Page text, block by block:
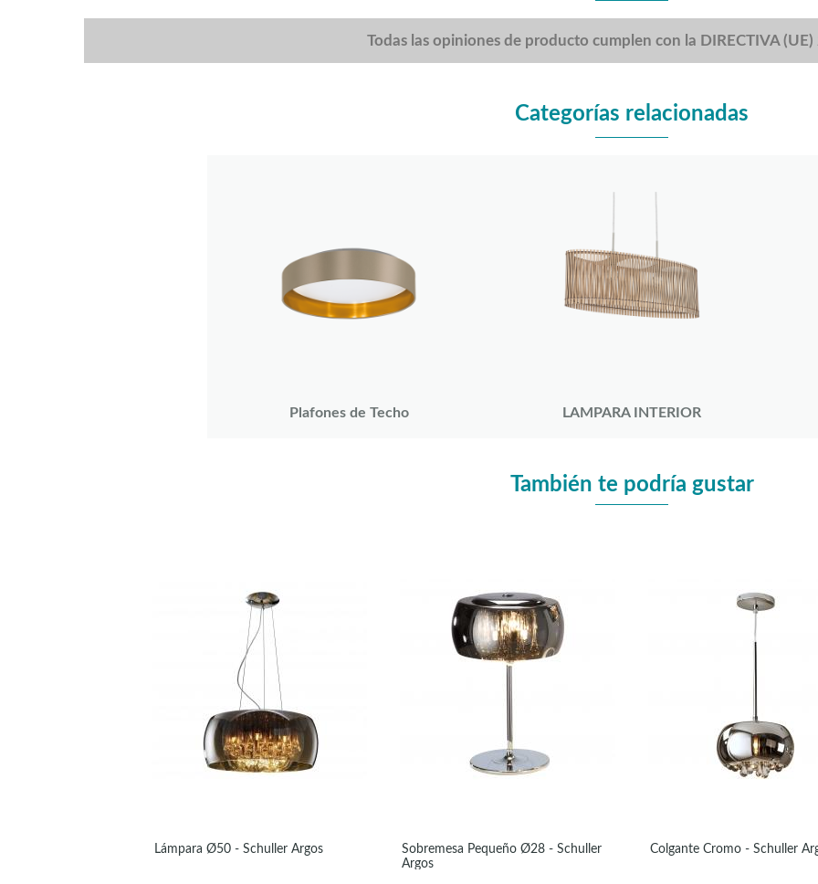
Todas las opiniones de producto cumplen con la DIRECTIVA
Categorías relacionadas
Plafones de Techo LAMPARA INTERIOR
También te podría gustar
Lámpara Ø50 - Schuller Argos
Sobremesa Pequeño Ø28 - Schuller
Argos
Colgante Cromo - Schuller